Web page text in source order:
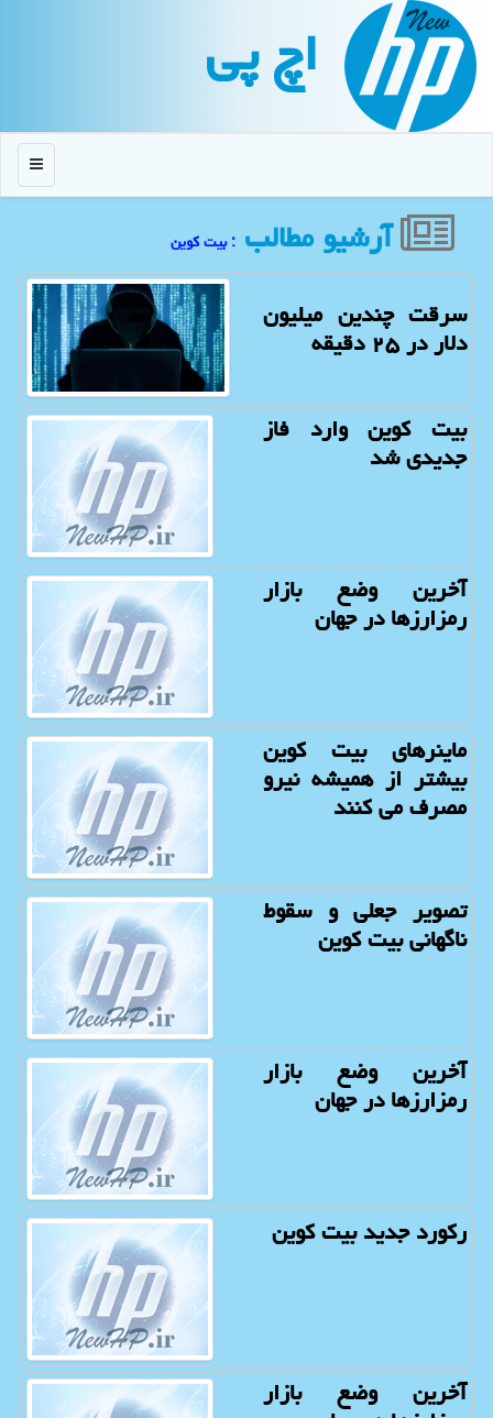
اچ پی
منو
آرشیو مطالب : بیت كوین
سرقت چندین میلیون
دلار در ۲۵ دقیقه
بیت کوین وارد فاز
جدیدی شد
آخرین وضع بازار
رمزارزها در جهان
ماینرهای بیت کوین
بیشتر از همیشه نیرو
مصرف می کنند
تصویر جعلی و سقوط
ناگهانی بیت کوین
آخرین وضع بازار
رمزارزها در جهان
رکورد جدید بیت کوین
آخرین وضع بازار